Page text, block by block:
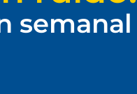
semanal